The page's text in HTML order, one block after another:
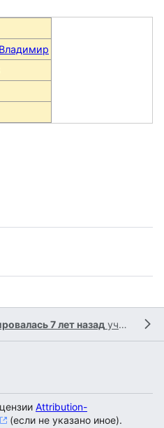
7 лет назад участником
Attribution-
(если не указано иное).